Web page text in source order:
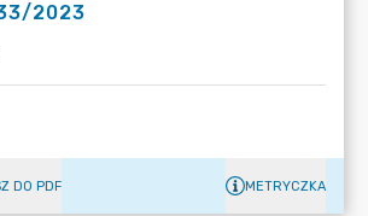
2023
DO PDF METRYCZKA